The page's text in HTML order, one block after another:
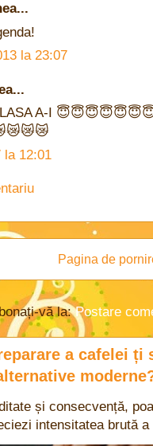
la 23:07
A-I
la 12:01
Pagina de
vă la:Postare
a cafelei
și consecvență,
intensitatea brută